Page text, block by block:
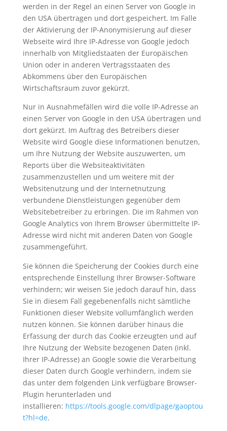
werden in der Regel an einen Server von Google in
den USA übertragen und dort gespeichert. Im Falle
der Aktivierung der IP-Anonymisierung auf dieser
Webseite wird Ihre IP-Adresse von Google jedoch
innerhalb von Mitgliedstaaten der Europäischen
Union oder in anderen Vertragsstaaten des
Abkommens über den Europäischen
Wirtschaftsraum zuvor gekürzt.
Nur in Ausnahmefällen wird die volle IP-Adresse an
einen Server von Google in den USA übertragen und
dort gekürzt. Im Auftrag des Betreibers dieser
Website wird Google diese Informationen benutzen,
um Ihre Nutzung der Website auszuwerten, um
Reports über die Websiteaktivitäten
zusammenzustellen und um weitere mit der
Websitenutzung und der Internetnutzung
verbundene Dienstleistungen gegenüber dem
Websitebetreiber zu erbringen. Die im Rahmen von
Google Analytics von Ihrem Browser übermittelte IP-
Adresse wird nicht mit anderen Daten von Google
zusammengeführt.
Sie können die Speicherung der Cookies durch eine
entsprechende Einstellung Ihrer Browser-Software
verhindern; wir weisen Sie jedoch darauf hin, dass
Sie in diesem Fall gegebenenfalls nicht sämtliche
Funktionen dieser Website vollumfänglich werden
nutzen können. Sie können darüber hinaus die
Erfassung der durch das Cookie erzeugten und auf
Ihre Nutzung der Website bezogenen Daten (inkl.
Ihrer IP-Adresse) an Google sowie die Verarbeitung
dieser Daten durch Google verhindern, indem sie
das unter dem folgenden Link verfügbare Browser-
Plugin herunterladen und
installieren: https://tools.google.com/dlpage/gaoptou
t?hl=de.